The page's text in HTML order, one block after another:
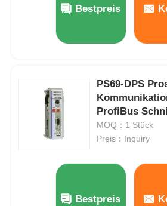
Zu Hause
Produkte
Über uns
Bestpreis
PS69-DPS
ProfiBus
MOQ：1 Stück
Preis：Inquiry
Bestpreis